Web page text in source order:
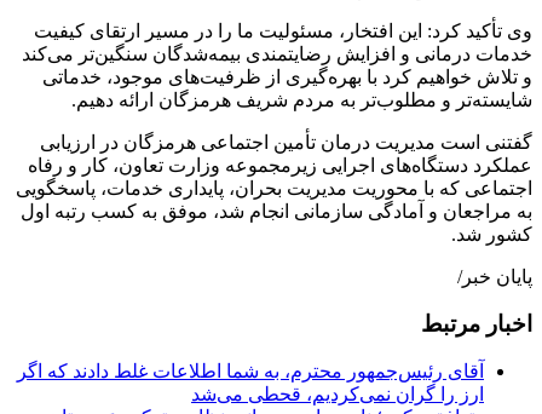
وی تأکید کرد: این افتخار، مسئولیت ما را در مسیر ارتقای کیفیت
خدمات درمانی و افزایش رضایتمندی بیمه‌شدگان سنگین‌تر می‌کند
و تلاش خواهیم کرد با بهره‌گیری از ظرفیت‌های موجود، خدماتی
شایسته‌تر و مطلوب‌تر به مردم شریف هرمزگان ارائه دهیم.
گفتنی است مدیریت درمان تأمین اجتماعی هرمزگان در ارزیابی
عملکرد دستگاه‌های اجرایی زیرمجموعه وزارت تعاون، کار و رفاه
اجتماعی که با محوریت مدیریت بحران، پایداری خدمات، پاسخگویی
به مراجعان و آمادگی سازمانی انجام شد، موفق به کسب رتبه اول
کشور شد.
پایان خبر/
اخبار مرتبط
آقای رئیس‌جمهور محترم، به شما اطلاعات غلط دادند که اگر
ارز را گران نمی‌کردیم، قحطی می‌شد